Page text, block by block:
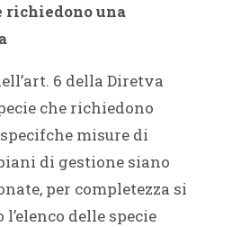
richiedono una
6 della Diretva
che richiedono
misure di
di gestione siano
per completezza si
delle specie